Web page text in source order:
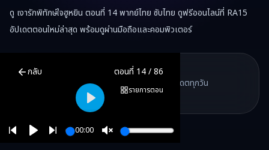
ดู เงารักพิทักษ์ใจฮูหยิน ตอนที่ 14 พากย์ไทย ซับไทย ดูฟรีออนไลน์ที่ RA15
อัปเดตตอนใหม่ล่าสุด พร้อมดูผ่านมือถือและคอมพิวเตอร์
กลับ ตอนที่ 14/86
รายการตอน
00:00
Play
พากย์ไทย ซับไทย ดูฟรีออนไลน์ —เงา
RA15 เป็นเว็บไซต์ดูซีรี่ส์จีนออนไลน์ฟรี ที่รวบรวมหนังจีน ละครจีน มิ
RA15 Drama
RA15 Drama
รวมซีรี่ส์จีน ละครสั้น หนังแนวตั้ง พากย์ไทย อัปเดตทุกวัน
RA15 Drama